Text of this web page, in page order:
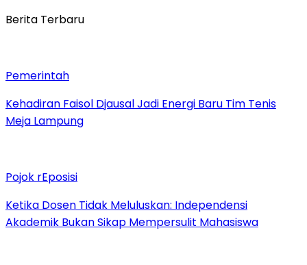
Berita Terbaru
Pemerintah
Kehadiran Faisol Djausal Jadi Energi Baru Tim Tenis
Meja Lampung
Pojok rEposisi
Ketika Dosen Tidak Meluluskan: Independensi
Akademik Bukan Sikap Mempersulit Mahasiswa